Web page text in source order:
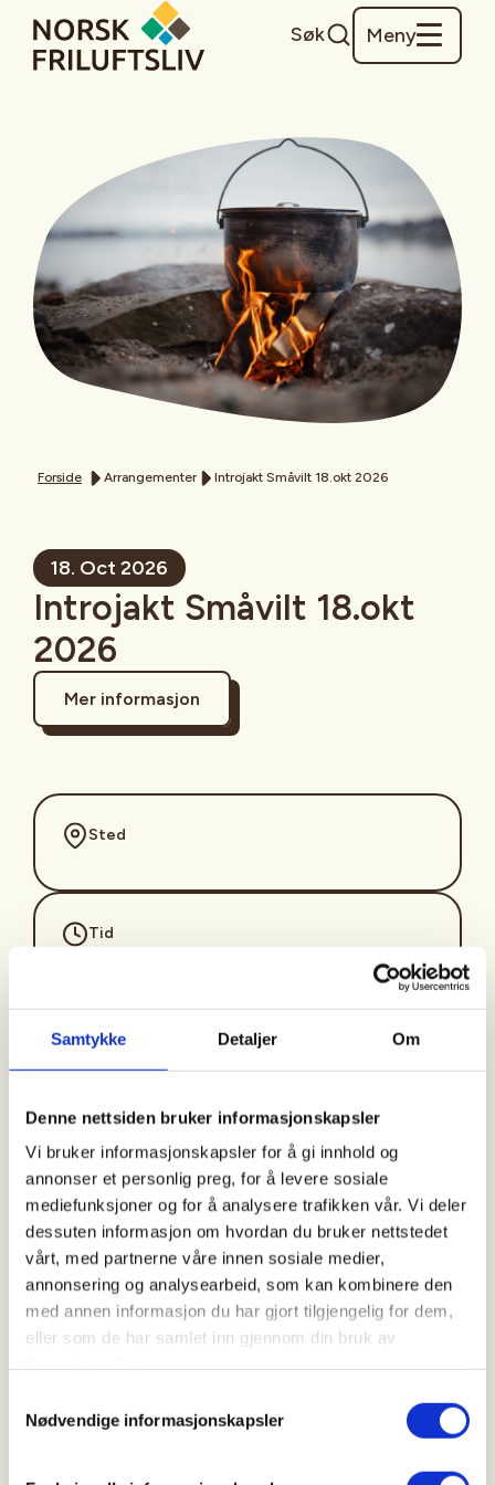
Samtykke Detaljer Om
Denne nettsiden bruker informasjonskapsler
Vi bruker informasjonskapsler for å gi innhold og
annonser et personlig preg, for å levere sosiale
mediefunksjoner og for å analysere trafikken vår. Vi deler
dessuten informasjon om hvordan du bruker nettstedet
vårt, med partnerne våre innen sosiale medier,
annonsering og analysearbeid, som kan kombinere den
med annen informasjon du har gjort tilgjengelig for dem,
eller som de har samlet inn gjennom din bruk av
Nødvendige informasjonskapsler
Søk Meny
Forside Arrangementer Introjakt Småvilt 18.okt 2026
18. Oct 2026
Introjakt Småvilt 18.okt
2026
Mer informasjon
Sted
Tid
Kl. 07.00 - 20.00
Kontaktperson
https://92233948
lasse.jenssen@gmail.com
Introjakt på småvilt (Vestlandet/Bergens området)
Ta kontakt med Lasse – se e-postadresse på